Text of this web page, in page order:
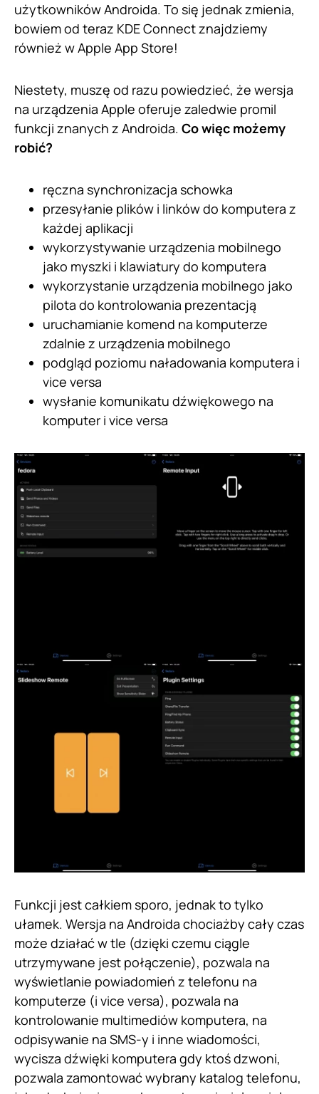
użytkowników Androida. To się jednak zmienia,
bowiem od teraz KDE Connect znajdziemy
również w Apple App Store!
Niestety, muszę od razu powiedzieć, że wersja
na urządzenia Apple oferuje zaledwie promil
funkcji znanych z Androida. Co więc możemy
robić?
ręczna synchronizacja schowka
przesyłanie plików i linków do komputera z
każdej aplikacji
wykorzystywanie urządzenia mobilnego
jako myszki i klawiatury do komputera
wykorzystanie urządzenia mobilnego jako
pilota do kontrolowania prezentacją
uruchamianie komend na komputerze
zdalnie z urządzenia mobilnego
podgląd poziomu naładowania komputera i
vice versa
wysłanie komunikatu dźwiękowego na
komputer i vice versa
Funkcji jest całkiem sporo, jednak to tylko
ułamek. Wersja na Androida chociażby cały czas
może działać w tle (dzięki czemu ciągle
utrzymywane jest połączenie), pozwala na
wyświetlanie powiadomień z telefonu na
komputerze (i vice versa), pozwala na
kontrolowanie multimediów komputera, na
odpisywanie na SMS-y i inne wiadomości,
wycisza dźwięki komputera gdy ktoś dzwoni,
pozwala zamontować wybrany katalog telefonu,